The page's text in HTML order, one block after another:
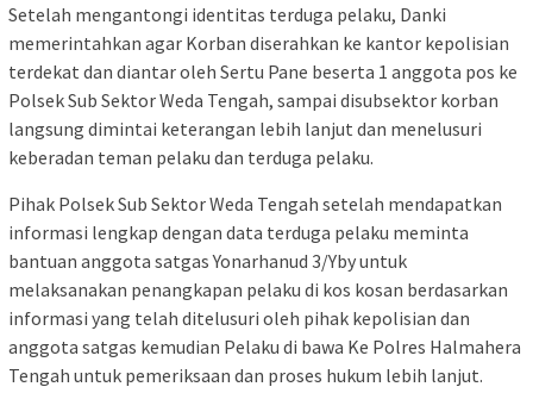
Setelah mengantongi identitas terduga pelaku, Danki
memerintahkan agar Korban diserahkan ke kantor kepolisian
terdekat dan diantar oleh Sertu Pane beserta 1 anggota pos ke
Polsek Sub Sektor Weda Tengah, sampai disubsektor korban
langsung dimintai keterangan lebih lanjut dan menelusuri
keberadan teman pelaku dan terduga pelaku.
Pihak Polsek Sub Sektor Weda Tengah setelah mendapatkan
informasi lengkap dengan data terduga pelaku meminta
bantuan anggota satgas Yonarhanud 3/Yby untuk
melaksanakan penangkapan pelaku di kos kosan berdasarkan
informasi yang telah ditelusuri oleh pihak kepolisian dan
anggota satgas kemudian Pelaku di bawa Ke Polres Halmahera
Tengah untuk pemeriksaan dan proses hukum lebih lanjut.